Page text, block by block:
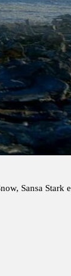
Sansa Stark